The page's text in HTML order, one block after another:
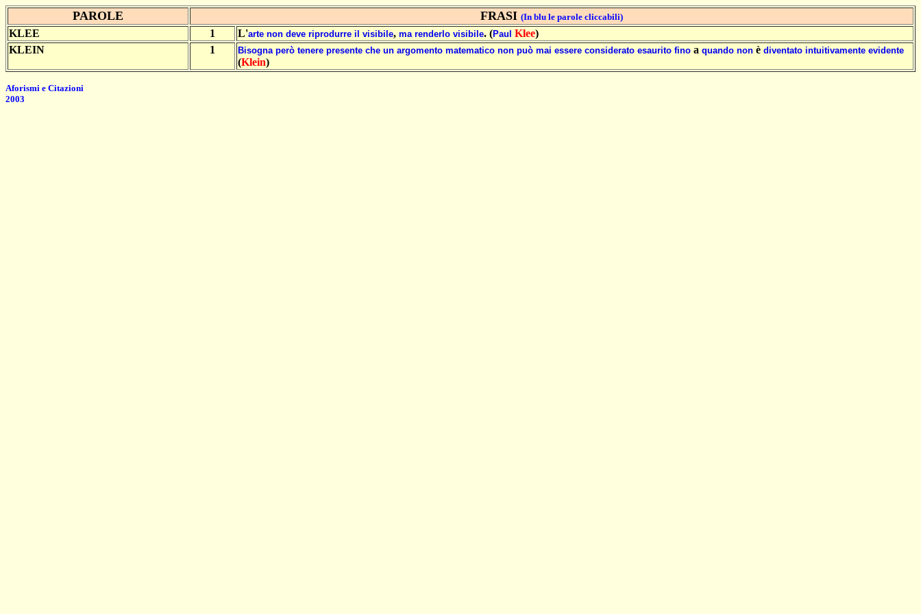
PAROLE FRASI (In blu le parole cliccabili)
KLEE 1 L'arte non deve riprodurre il visibile, ma renderlo visibile. (Paul Klee)
KLEIN
1 Bisogna però tenere presente che un argomento matematico non può mai essere considerato esaurito fino a quando non è diventato intuitivamente evidente
(Klein)
Aforismi e Citazioni
2003